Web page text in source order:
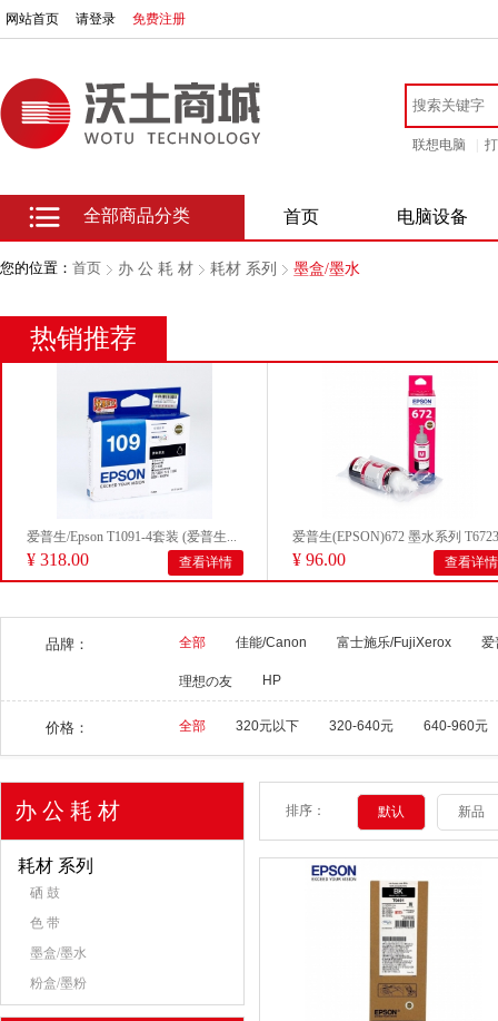
网站首页 请登录 免费注册
联想电脑
全部商品分类 首页 电脑设备
您的位置： 首页 办 公 耗 材 耗材 系列 墨盒/墨水
热销推荐
爱普生/Epson T1091-4套装 (爱普生...
¥ 318.00 查看详情
爱普生(EPSON)672 墨水系列
¥ 96.00 查看详情
品牌： 全部 佳能/Canon 富士施乐/FujiXerox 爱
理想の友 HP
价格： 全部 320元以下 320-640元 640-960元
办 公 耗 材
耗材 系列
硒 鼓
色 带
墨盒/墨水
粉盒/墨粉
排序： 默认 新品